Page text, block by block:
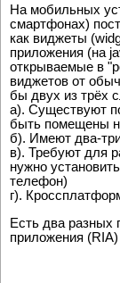
На мобильных
смартфонах)
как виджеты
приложения (на
открываемые в
виджетов от
бы двух из трёх
а). Существуют
быть помещены
б). Имеют два-
в). Требуют для
нужно
телефон)
г).
Есть два разных
приложения